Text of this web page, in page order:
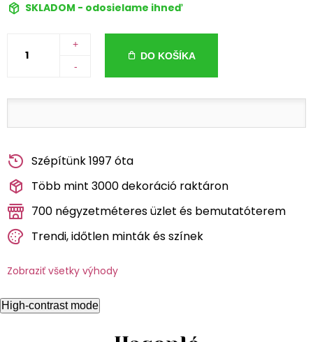
SKLADOM - odosielame ihneď
+
-
DO KOŠÍKA
Szépítünk 1997 óta
Több mint 3000 dekoráció raktáron
700 négyzetméteres üzlet és bemutatóterem
Trendi, időtlen minták és színek
Zobraziť všetky výhody
High-contrast mode